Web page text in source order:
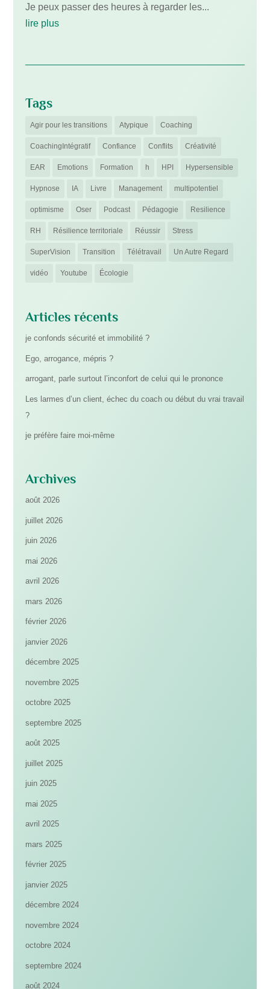
Je peux passer des heures à regarder les...
lire plus
Tags
Agir pour les transitions Atypique Coaching
CoachingIntégratif Confiance Conflits Créativité
EAR Emotions Formation h HPI Hypersensible
Hypnose IA Livre Management multipotentiel
optimisme Oser Podcast Pédagogie Resilience
RH Résilience territoriale Réussir Stress
SuperVision Transition Télétravail Un Autre Regard
vidéo Youtube Écologie
Articles récents
je confonds sécurité et immobilité ?
Ego, arrogance, mépris ?
arrogant, parle surtout l’inconfort de celui qui le prononce
Les larmes d’un client, échec du coach ou début du vrai travail
?
je préfère faire moi-même
Archives
août 2026
juillet 2026
juin 2026
mai 2026
avril 2026
mars 2026
février 2026
janvier 2026
décembre 2025
novembre 2025
octobre 2025
septembre 2025
août 2025
juillet 2025
juin 2025
mai 2025
avril 2025
mars 2025
février 2025
janvier 2025
décembre 2024
novembre 2024
octobre 2024
septembre 2024
août 2024